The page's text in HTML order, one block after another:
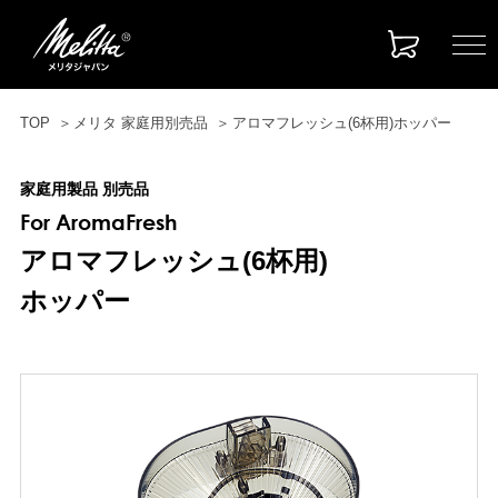
TOP メリタ 家庭用別売品 アロマフレッシュ(6杯用)ホッパー
家庭用製品 別売品
For AromaFresh
アロマフレッシュ(6杯用)
ホッパー